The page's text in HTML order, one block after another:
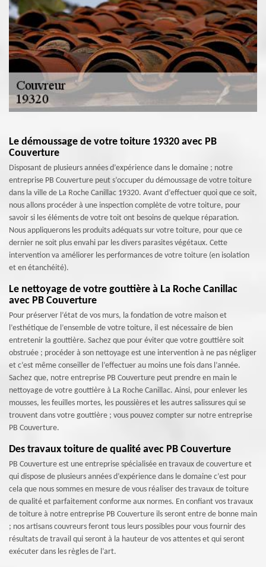
Le démoussage de votre toiture 19320 avec PB
Couverture
Disposant de plusieurs années d’expérience dans le domaine ; notre
entreprise PB Couverture peut s’occuper du démoussage de votre toiture
dans la ville de La Roche Canillac 19320. Avant d’effectuer quoi que ce soit,
nous allons procéder à une inspection complète de votre toiture, pour
savoir si les éléments de votre toit ont besoins de quelque réparation.
Nous appliquerons les produits adéquats sur votre toiture, pour que ce
dernier ne soit plus envahi par les divers parasites végétaux. Cette
intervention va améliorer les performances de votre toiture (en isolation
et en étanchéité).
Le nettoyage de votre gouttière à La Roche Canillac
avec PB Couverture
Pour préserver l’état de vos murs, la fondation de votre maison et
l’esthétique de l’ensemble de votre toiture, il est nécessaire de bien
entretenir la gouttière. Sachez que pour éviter que votre gouttière soit
obstruée ; procéder à son nettoyage est une intervention à ne pas négliger
et c’est même conseiller de l’effectuer au moins une fois dans l’année.
Sachez que, notre entreprise PB Couverture peut prendre en main le
nettoyage de votre gouttière à La Roche Canillac. Ainsi, pour enlever les
mousses, les feuilles mortes, les poussières et les autres salissures qui se
trouvent dans votre gouttière ; vous pouvez compter sur notre entreprise
PB Couverture.
Des travaux toiture de qualité avec PB Couverture
PB Couverture est une entreprise spécialisée en travaux de couverture et
qui dispose de plusieurs années d’expérience dans le domaine c’est pour
cela que nous sommes en mesure de vous réaliser des travaux de toiture
de qualité et parfaitement conforme aux normes. En confiant vos travaux
de toiture à notre entreprise PB Couverture ils seront entre de bonne main
; nos artisans couvreurs feront tous leurs possibles pour vous fournir des
résultats de travail qui seront à la hauteur de vos attentes et qui seront
exécuter dans les règles de l’art.